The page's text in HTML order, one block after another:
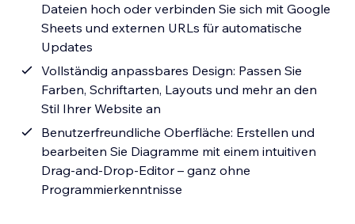
Dateien hoch oder verbinden Sie sich mit Google
Sheets und externen URLs für automatische
Updates
Vollständig anpassbares Design: Passen Sie
Farben, Schriftarten, Layouts und mehr an den
Stil Ihrer Website an
Benutzerfreundliche Oberfläche: Erstellen und
bearbeiten Sie Diagramme mit einem intuitiven
Drag-and-Drop-Editor – ganz ohne
Programmierkenntnisse